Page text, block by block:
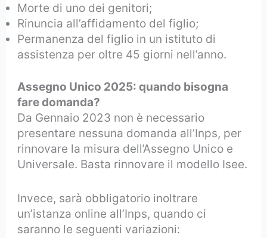
Morte di uno dei genitori;
Rinuncia all’affidamento del figlio;
Permanenza del figlio in un istituto di
assistenza per oltre 45 giorni nell’anno.
Assegno Unico 2025: quando bisogna
fare domanda?
Da Gennaio 2023 non è necessario
presentare nessuna domanda all’Inps, per
rinnovare la misura dell’Assegno Unico e
Universale. Basta rinnovare il modello Isee.
Invece, sarà obbligatorio inoltrare
un’istanza online all’Inps, quando ci
saranno le seguenti variazioni: